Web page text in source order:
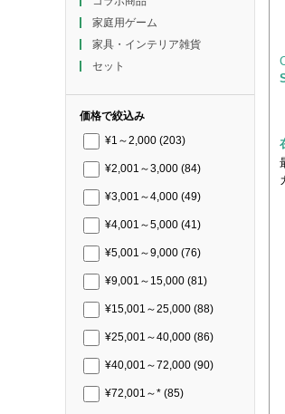
家庭用ゲーム
家具・インテリア雑貨
セット
価格で絞込み
¥1～2,000 (203)
¥2,001～3,000 (84)
¥3,001～4,000 (49)
¥4,001～5,000 (41)
¥5,001～9,000 (76)
¥9,001～15,000 (81)
¥15,001～25,000 (88)
¥25,001～40,000 (86)
¥40,001～72,000 (90)
¥72,001～* (85)